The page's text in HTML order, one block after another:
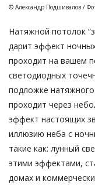
© Александр Подшивалов /
Натяжной потолок
дарит эффект
проходит на вашем
светодиодных
подложке
проходит через
эффект настоящих
иллюзию неба с
такие как: лунный
этими эффектами,
домах и